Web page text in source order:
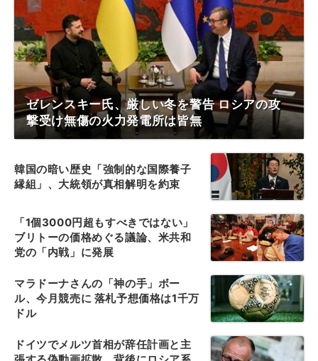
ゼレンスキー氏、厳しい冬を警告 ロシアの攻
撃受け無傷の火力発電所は皆無
韓国の暗い歴史「強制的な国際養子
縁組」、大統領が真相解明を約束
「1個3000円超もすべきではない」
ブリトーの価格めぐる議論、米共和
党の「内戦」に発展
マラドーナさんの「神の手」ボー
ル、今月競売に 落札予想価格は1千万
ドル
ドイツでメルツ首相が辞任計画と主